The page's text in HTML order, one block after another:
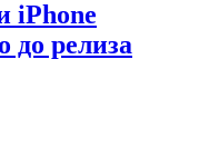
iPhone
до релиза